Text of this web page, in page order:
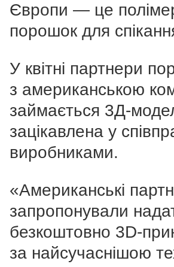
Європи — це
порошок для
У квітні партнери
з американською
займається 3Д-
зацікавлена у
виробниками.
«Американські
запропонували
безкоштовно 3D-
за найсучаснішою